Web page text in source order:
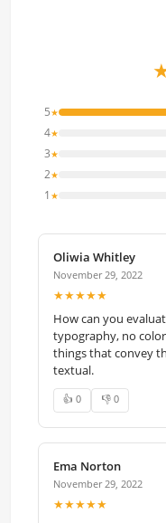
5★
4★
3★
2★
1 ★
Oliwia Whitley
November 29, 2022
★★★★★
How can you
typography, no
things that convey
textual.
👍 0 👎 0
Ema Norton
November 29, 2022
★★★★★